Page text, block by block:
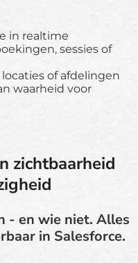
in realtime
sessies of
of afdelingen
waarheid voor
zichtbaarheid
- en wie niet. Alles
in Salesforce.